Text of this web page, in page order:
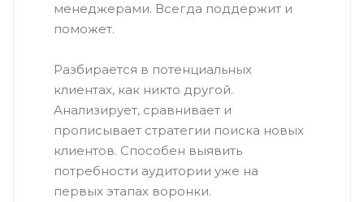
менеджерами. Всегда поддержит и
поможет.
Разбирается в потенциальных
клиентах, как никто другой.
Анализирует, сравнивает и
прописывает стратегии поиска новых
клиентов. Способен выявить
потребности аудитории уже на
первых этапах воронки.